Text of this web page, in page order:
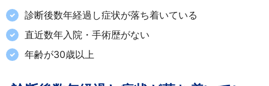
診断後数年経過し症状が落ち着いている
直近数年入院・手術歴がない
年齢が30歳以上